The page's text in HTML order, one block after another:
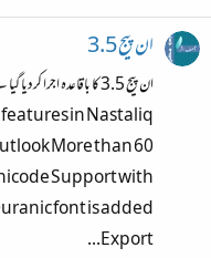
ان پیج 3.5
ان پیج 3.5 کا باقاعدہ
in Nastaliq
More than 60
Support with
font is added
Export...